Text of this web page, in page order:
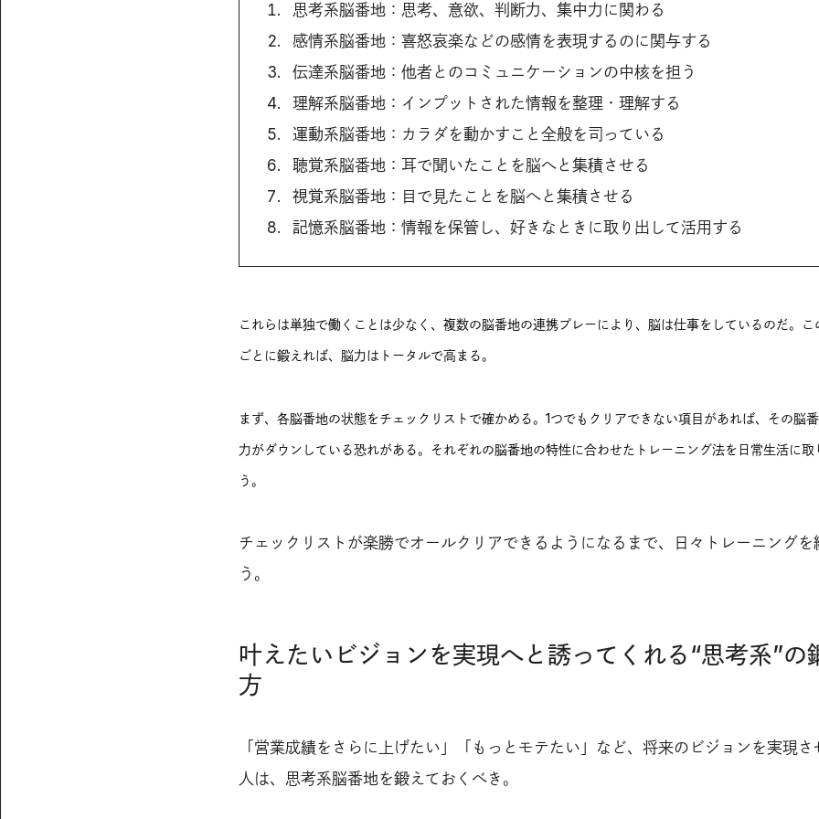
思考系脳番地：思考、意欲、判断力、集中力に関わる
感情系脳番地：喜怒哀楽などの感情を表現するのに関与する
伝達系脳番地：他者とのコミュニケーションの中核を担う
理解系脳番地：インプットされた情報を整理・理解する
運動系脳番地：カラダを動かすこと全般を司っている
聴覚系脳番地：耳で聞いたことを脳へと集積させる
視覚系脳番地：目で見たことを脳へと集積させる
記憶系脳番地：情報を保管し、好きなときに取り出して活用する
これらは単独で働くことは少なく、複数の脳番地の連携プレーにより、脳は仕事をしているのだ。こ
ごとに鍛えれば、脳力はトータルで高まる。
まず、各脳番地の状態をチェックリストで確かめる。1つでもクリアできない項目があれば、その脳
力がダウンしている恐れがある。それぞれの脳番地の特性に合わせたトレーニング法を日常生活に取
う。
チェックリストが楽勝でオールクリアできるようになるまで、日々トレーニングを
う。
叶えたいビジョンを実現へと誘ってくれる“思考系”の
方
「営業成績をさらに上げたい」「もっとモテたい」など、将来のビジョンを実現さ
人は、思考系脳番地を鍛えておくべき。